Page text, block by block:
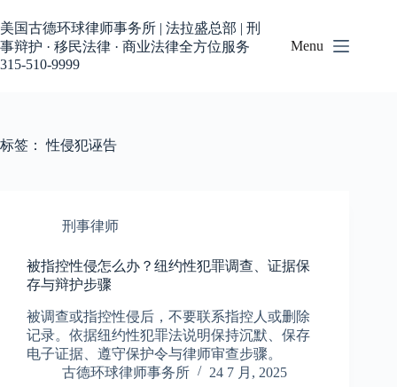
过
内
容
美国古德环球律师事务所 | 法拉盛总部 | 刑
事辩护 · 移民法律 · 商业法律全方位服务
315-510-9999
Menu
标签： 性侵犯诬告
刑事律师
被指控性侵怎么办？纽约性犯罪调查、证据保
存与辩护步骤
被调查或指控性侵后，不要联系指控人或删除
记录。依据纽约性犯罪法说明保持沉默、保存
电子证据、遵守保护令与律师审查步骤。
古德环球律师事务所
24 7 月, 2025